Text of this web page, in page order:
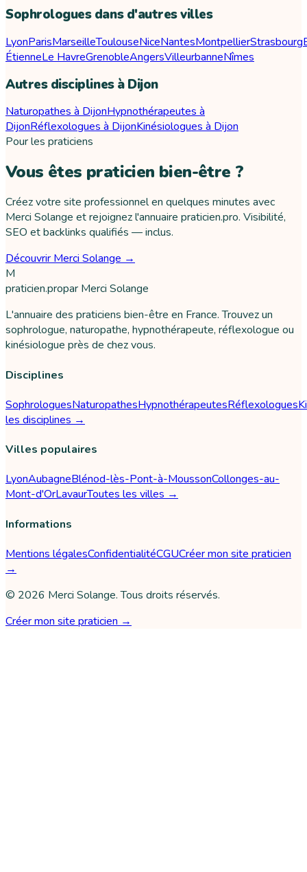
Sophrologues dans d'autres villes
LyonParisMarseilleToulouseNiceNantesMontpellierStrasbourg
ÉtienneLe HavreGrenobleAngersVilleurbanneNîmes
Autres disciplines à Dijon
Naturopathes à DijonHypnothérapeutes à
DijonRéflexologues à DijonKinésiologues à Dijon
Pour les praticiens
Vous êtes praticien bien-être ?
Créez votre site professionnel en quelques minutes avec
Merci Solange et rejoignez l'annuaire praticien.pro. Visibilité,
SEO et backlinks qualifiés — inclus.
Découvrir Merci Solange →
M
praticien.propar Merci Solange
L'annuaire des praticiens bien-être en France. Trouvez un
sophrologue, naturopathe, hypnothérapeute, réflexologue ou
kinésiologue près de chez vous.
Disciplines
SophrologuesNaturopathesHypnothérapeutesRéflexologues
les disciplines →
Villes populaires
LyonAubagneBlénod-lès-Pont-à-MoussonCollonges-au-
Mont-d'OrLavaurToutes les villes →
Informations
Mentions légalesConfidentialitéCGUCréer mon site praticien
→
© 2026 Merci Solange. Tous droits réservés.
Créer mon site praticien →